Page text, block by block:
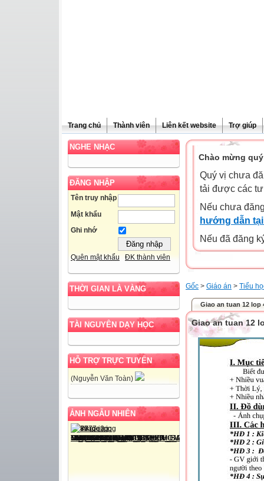
Trang chủ Thành viên Liên kết website Trợ giúp
NGHE NHẠC
ĐĂNG NHẬP
Tên truy nhập
Mật khẩu
Ghi nhớ
Quên mật khẩu ĐK thành viên
THỜI GIAN LÀ VÀNG
TÀI NGUYÊN DẠY HỌC
HỖ TRỢ TRỰC TUYẾN
(Nguyễn Văn Toàn)
ẢNH NGẪU NHIÊN
Chào mừng
Quý vị chưa
tải được các
Nếu chưa
hướng dẫn
Nếu đã đăng
Gốc > Giáo án > Tiểu
Giao an tuan 12 lop
Giao an tuan 12